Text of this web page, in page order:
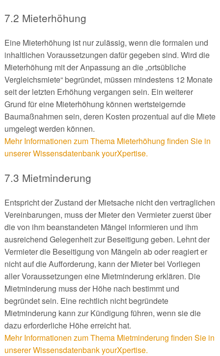
7.2 Mieterhöhung
Eine Mieterhöhung ist nur zulässig, wenn die formalen und
inhaltlichen Voraussetzungen dafür gegeben sind. Wird die
Mieterhöhung mit der Anpassung an die „ortsübliche
Vergleichsmiete“ begründet, müssen mindestens 12 Monate
seit der letzten Erhöhung vergangen sein. Ein weiterer
Grund für eine Mieterhöhung können wertsteigernde
Baumaßnahmen sein, deren Kosten prozentual auf die Miete
umgelegt werden können.
Mehr Informationen zum Thema Mieterhöhung finden Sie in
unserer Wissensdatenbank yourXpertise.
7.3 Mietminderung
Entspricht der Zustand der Mietsache nicht den vertraglichen
Vereinbarungen, muss der Mieter den Vermieter zuerst über
die von ihm beanstandeten Mängel informieren und ihm
ausreichend Gelegenheit zur Beseitigung geben. Lehnt der
Vermieter die Beseitigung von Mängeln ab oder reagiert er
nicht auf die Aufforderung, kann der Mieter bei Vorliegen
aller Voraussetzungen eine Mietminderung erklären. Die
Mietminderung muss der Höhe nach bestimmt und
begründet sein. Eine rechtlich nicht begründete
Mietminderung kann zur Kündigung führen, wenn sie die
dazu erforderliche Höhe erreicht hat.
Mehr Informationen zum Thema Mietminderung finden Sie in
unserer Wissensdatenbank yourXpertise.